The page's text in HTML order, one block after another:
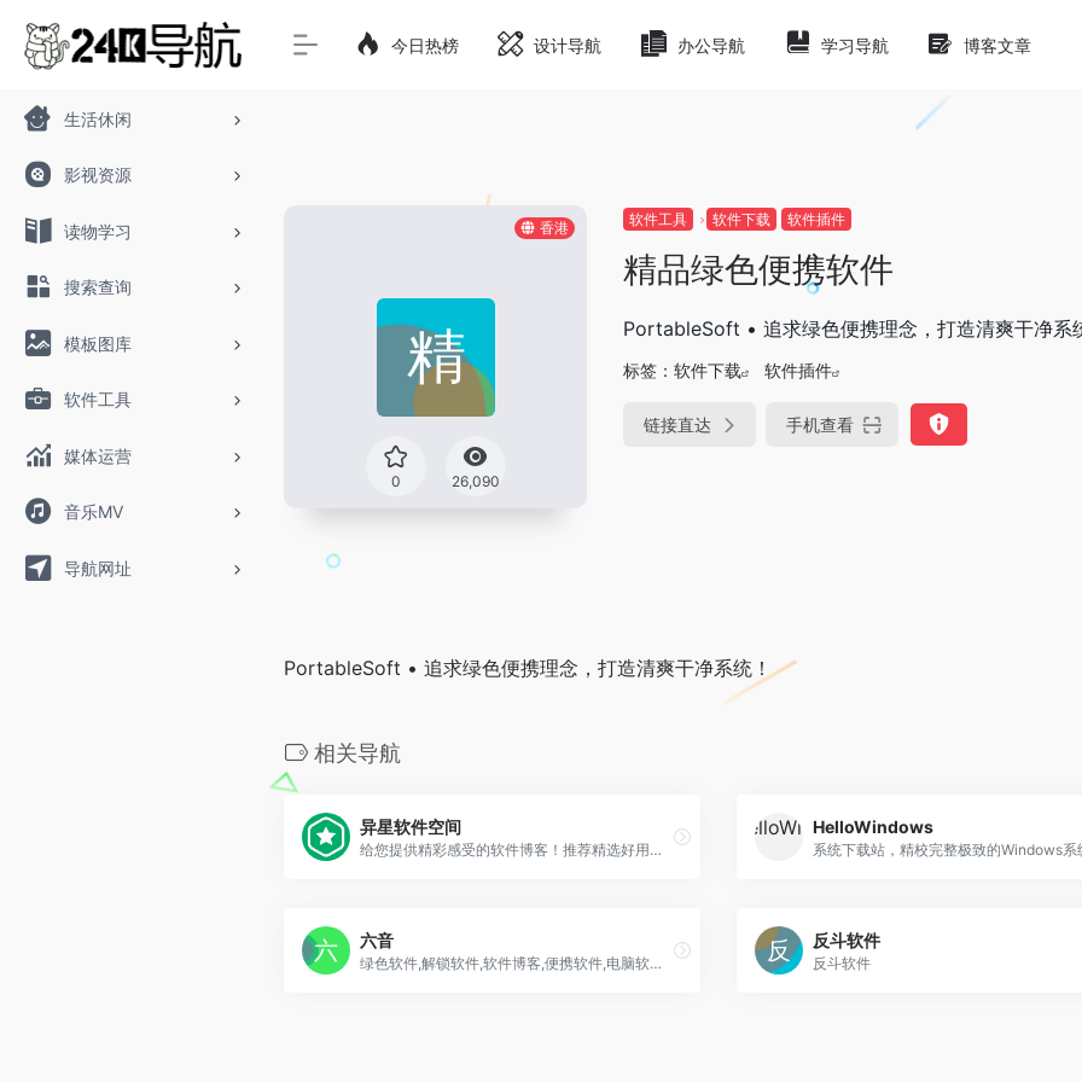
生活休闲
影视资源
读物学习
搜索查询
模板图库
软件工具
媒体运营
音乐MV
导航网址
今日热榜 设计导航 办公导航 学习导航 博客文章
香港
0 26,090
软件工具 软件下载 软件插件
精品绿色便携软件
PortableSoft • 追求绿色便携理念，打造清爽干净系
标签： 软件下载 软件插件
链接直达 手机查看
PortableSoft • 追求绿色便携理念，打造清爽干净系统！
相关导航
异星软件空间
给您提供精彩感受的软件博客！推荐精选好用实用的软件及资源，且有详细的图文评测介绍。大量绿色、好用软件及资源下载。
HelloWindows
六音
绿色软件,解锁软件,软件博客,便携软件,电脑软件,Linux软件,Mac软件等软件下载。
反斗软件
反斗软件